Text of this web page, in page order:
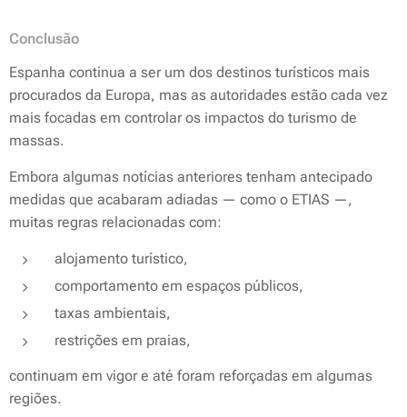
Conclusão
Espanha continua a ser um dos destinos turísticos mais
procurados da Europa, mas as autoridades estão cada vez
mais focadas em controlar os impactos do turismo de
massas.
Embora algumas notícias anteriores tenham antecipado
medidas que acabaram adiadas — como o ETIAS —,
muitas regras relacionadas com:
alojamento turístico,
comportamento em espaços públicos,
taxas ambientais,
restrições em praias,
continuam em vigor e até foram reforçadas em algumas
regiões.